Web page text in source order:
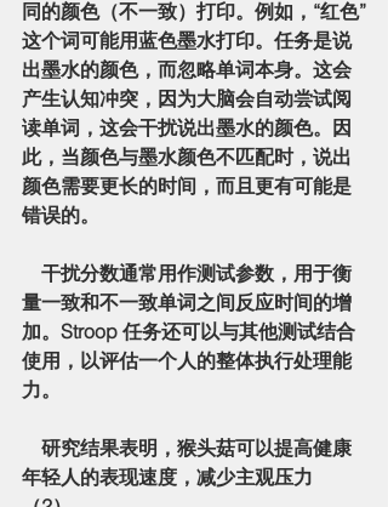
同的颜色（不一致）打印。例如，“红色”
这个词可能用蓝色墨水打印。任务是说
出墨水的颜色，而忽略单词本身。这会
产生认知冲突，因为大脑会自动尝试阅
读单词，这会干扰说出墨水的颜色。因
此，当颜色与墨水颜色不匹配时，说出
颜色需要更长的时间，而且更有可能是
错误的。
量一致和不一致单词之间反应时间的增
加。Stroop 任务还可以与其他测试结合
使用，以评估一个人的整体执行处理能
力。
年轻人的表现速度，减少主观压力